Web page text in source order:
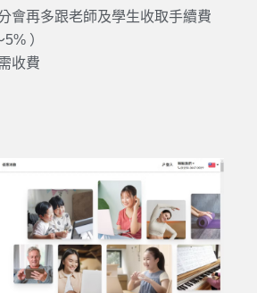
會再多跟老師及學生收取手續費
5% ）
收費